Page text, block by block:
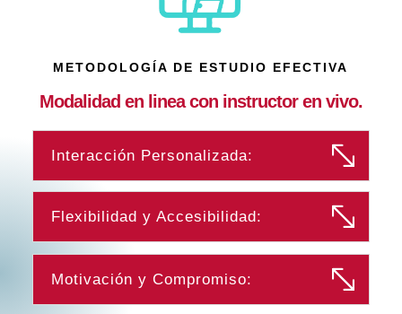
METODOLOGÍA DE ESTUDIO EFECTIVA
Modalidad en linea con instructor en vivo.
Interacción Personalizada:
Flexibilidad y Accesibilidad:
Motivación y Compromiso: